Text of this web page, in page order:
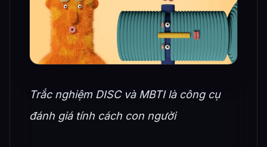
Trắc nghiệm DISC và MBTI là công cụ
đánh giá tính cách con người